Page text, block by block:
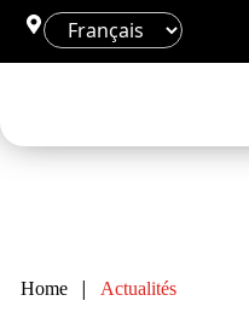
Home | Actualités